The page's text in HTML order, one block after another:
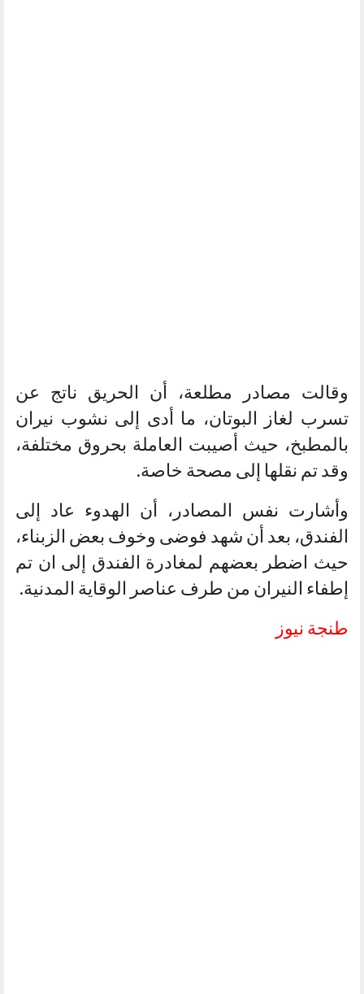
وقالت مصادر مطلعة، أن الحريق ناتج عن
تسرب لغاز البوتان، ما أدى إلى نشوب نيران
بالمطبخ، حيث أصيبت العاملة بحروق مختلفة،
وقد تم نقلها إلى مصحة خاصة.
وأشارت نفس المصادر، أن الهدوء عاد إلى
الفندق، بعد أن شهد فوضى وخوف بعض الزبناء،
حيث اضطر بعضهم لمغادرة الفندق إلى ان تم
إطفاء النيران من طرف عناصر الوقاية المدنية.
طنجة نيوز